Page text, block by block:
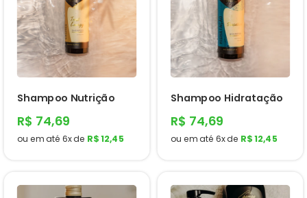
Shampoo Nutrição
R$ 74,69
ou em até6xde R$ 12,45
Shampoo Hidratação
R$ 74,69
ou em até6xde R$ 12,45